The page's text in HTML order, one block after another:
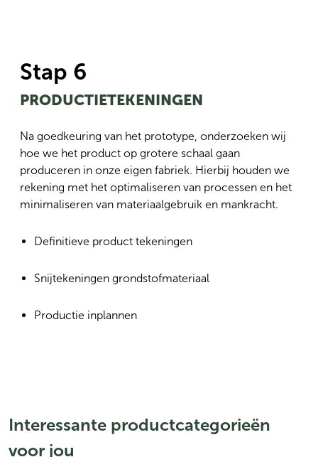
Stap 6
PRODUCTIETEKENINGEN
Na goedkeuring van het prototype, onderzoeken wij
hoe we het product op grotere schaal gaan
produceren in onze eigen fabriek. Hierbij houden we
rekening met het optimaliseren van processen en het
minimaliseren van materiaalgebruik en mankracht.
Definitieve product tekeningen
Snijtekeningen grondstofmateriaal
Productie inplannen
Interessante productcategorieën
voor jou